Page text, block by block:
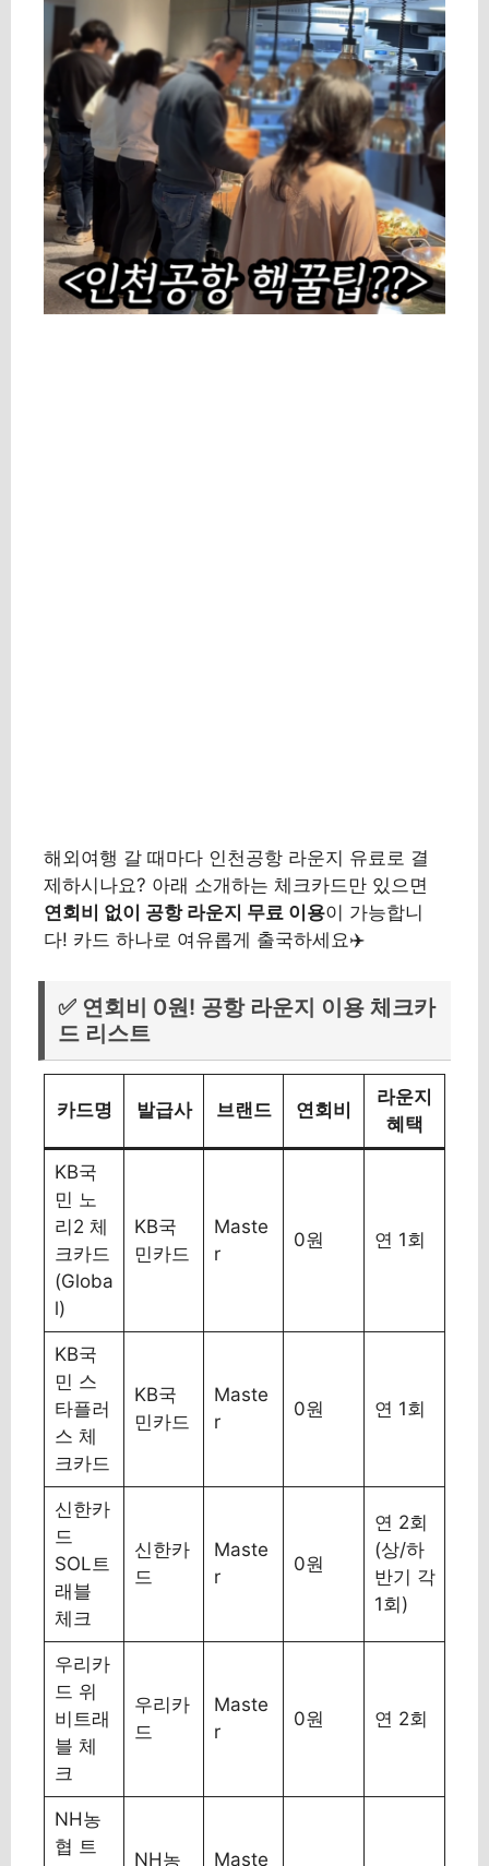
해외여행 갈 때마다 인천공항 라운지 유료로 결
제하시나요? 아래 소개하는 체크카드만 있으면
연회비 없이 공항 라운지 무료 이용이 가능합니
다! 카드 하나로 여유롭게 출국하세요✈️
✅ 연회비 0원! 공항 라운지 이용 체크카
드 리스트
카드명 발급사 브랜드 연회비
라운지
혜택
KB국
민 노
리2 체
크카드
(Globa
l)
KB국
민카드
Maste
r
0원 연 1회
KB국
민 스
타플러
스 체
크카드
KB국
민카드
Maste
r
0원 연 1회
신한카
드
SOL트
래블
체크
신한카
드
Maste
r
0원
연 2회
(상/하
반기 각
1회)
우리카
드 위
비트래
블 체
크
우리카
드
Maste
r
0원 연 2회
NH농
협 트
NH농 Maste